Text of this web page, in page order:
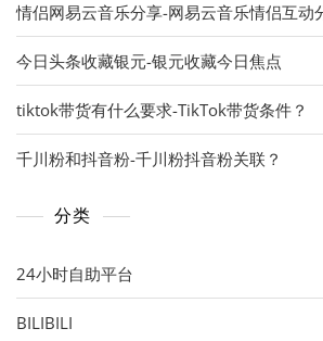
情侣网易云音乐分享-网易云音乐情侣互动
今日头条收藏银元-银元收藏今日焦点
tiktok带货有什么要求-TikTok带货条件？
千川粉和抖音粉-千川粉抖音粉关联？
分类
24小时自助平台
BILIBILI